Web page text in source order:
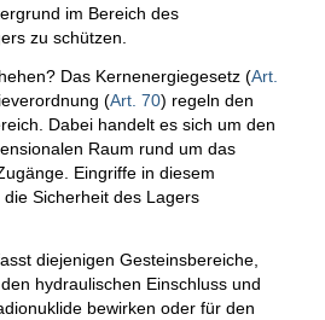
im Bereich des
zu schützen.
Das Kernenergiegesetz (Art.
(Art. 70) regeln den
Dabei handelt es sich um den
Raum rund um das
Eingriffe in diesem
Sicherheit des Lagers
diejenigen Gesteinsbereiche,
hydraulischen Einschluss und
bewirken oder für den